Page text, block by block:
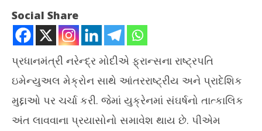
Social Share
પ્રધાનમંત્રી નરેન્દ્ર મોદીએ ફ્રાન્સના રાષ્ટ્રપતિ
ઇમેન્યુઅલ મેક્રોન સાથે આંતરરાષ્ટ્રીય અને પ્રાદેશિક
મુદ્દાઓ પર ચર્ચા કરી. જેમાં યુક્રેનમાં સંઘર્ષનો તાત્કાલિક
અંત લાવવાના પ્રયાસોનો સમાવેશ થાય છે. પીએમ